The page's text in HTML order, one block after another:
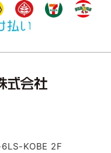
LS-KOBE 2F